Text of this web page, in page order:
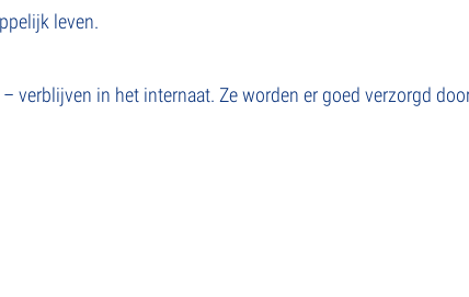
leven.
verblijven in het internaat. Ze worden er goed verzorgd